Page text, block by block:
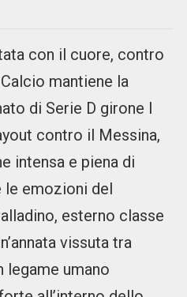
con il cuore, contro
mantiene la
di Serie D girone I
contro il Messina,
intensa e piena di
le emozioni del
esterno classe
vissuta tra
legame umano